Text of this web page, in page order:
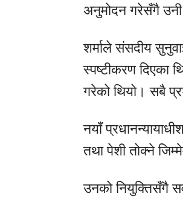
अनुमोदन गरेसँगै उनी
शर्माले संसदीय
स्पष्टीकरण दिएका
गरेको थियो। सबै
नयाँ
तथा पेशी तोक्ने
उनको नियुक्तिसँगै